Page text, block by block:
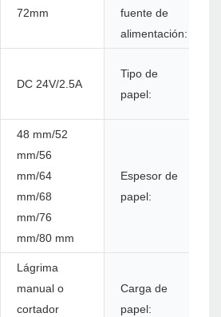
72mm
fuente de
alimentación:
DC 24V/2.5A
Tipo de
papel:
48 mm/52
mm/56
mm/64
mm/68
mm/76
mm/80 mm
Espesor de
papel:
Lágrima
manual o
cortador
Carga de
papel: